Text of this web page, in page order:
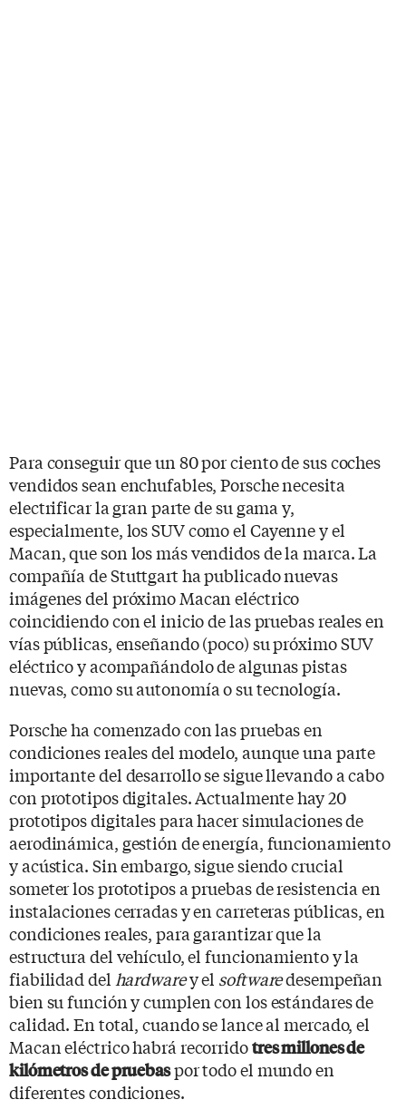
Para conseguir que un 80 por ciento de sus coches
vendidos sean enchufables, Porsche necesita
electrificar la gran parte de su gama y,
especialmente, los SUV como el Cayenne y el
Macan, que son los más vendidos de la marca. La
compañía de Stuttgart ha publicado nuevas
imágenes del próximo Macan eléctrico
coincidiendo con el inicio de las pruebas reales en
vías públicas, enseñando (poco) su próximo SUV
eléctrico y acompañándolo de algunas pistas
nuevas, como su autonomía o su tecnología.
Porsche ha comenzado con las pruebas en
condiciones reales del modelo, aunque una parte
importante del desarrollo se sigue llevando a cabo
con prototipos digitales. Actualmente hay 20
prototipos digitales para hacer simulaciones de
aerodinámica, gestión de energía, funcionamiento
y acústica. Sin embargo, sigue siendo crucial
someter los prototipos a pruebas de resistencia en
instalaciones cerradas y en carreteras públicas, en
condiciones reales, para garantizar que la
estructura del vehículo, el funcionamiento y la
fiabilidad del hardwarey el softwaredesempeñan
bien su función y cumplen con los estándares de
calidad. En total, cuando se lance al mercado, el
Macan eléctrico habrá recorridotres millones de
kilómetros de pruebaspor todo el mundo en
diferentes condiciones.